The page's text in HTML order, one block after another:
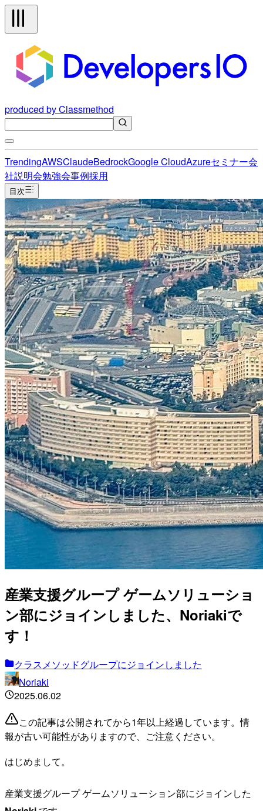
produced by Classmethod
TrendingAWSClaudeBedrockGoogle CloudAzureセミナー会
社説明会勉強会事例採用
目次
産業支援グループ ゲームソリューショ
ン部にジョインしました、Noriakiで
す！
クラスメソッドグループにジョインしました
Noriaki
2025.06.02
この記事は公開されてから1年以上経過しています。情
報が古い可能性がありますので、ご注意ください。
はじめまして。
産業支援グループ ゲームソリューション部にジョインした